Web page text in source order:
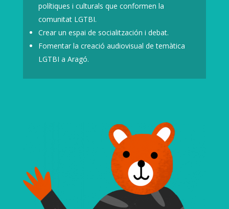
polítiques i culturals que conformen la
comunitat LGTBI.
Crear un espai de socialitzación i debat.
Fomentar la creació audiovisual de temàtica
LGTBI a Aragó.